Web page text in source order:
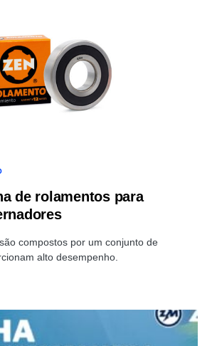
de rolamentos para
compostos por um conjunto de
alto desempenho.